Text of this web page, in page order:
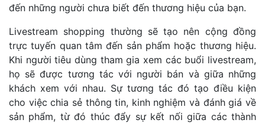
đến những người chưa biết đến thương hiệu của bạn.
Livestream shopping thường sẽ tạo nên cộng đồng
trực tuyến quan tâm đến sản phẩm hoặc thương hiệu.
Khi người tiêu dùng tham gia xem các buổi livestream,
họ sẽ được tương tác với người bán và giữa những
khách xem với nhau. Sự tương tác đó tạo điều kiện
cho việc chia sẻ thông tin, kinh nghiệm và đánh giá về
sản phẩm, từ đó thúc đẩy sự kết nối giữa các thành